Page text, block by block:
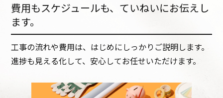
費用もスケジュールも、ていねいにお伝えし
ます。
工事の流れや費用は、はじめにしっかりご説明します。
進捗も見える化して、安心してお任せいただけます。